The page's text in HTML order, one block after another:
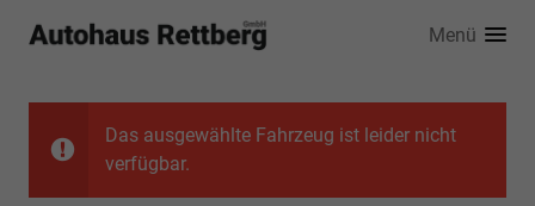
Menü
Das ausgewählte Fahrzeug ist leider nicht
verfügbar.